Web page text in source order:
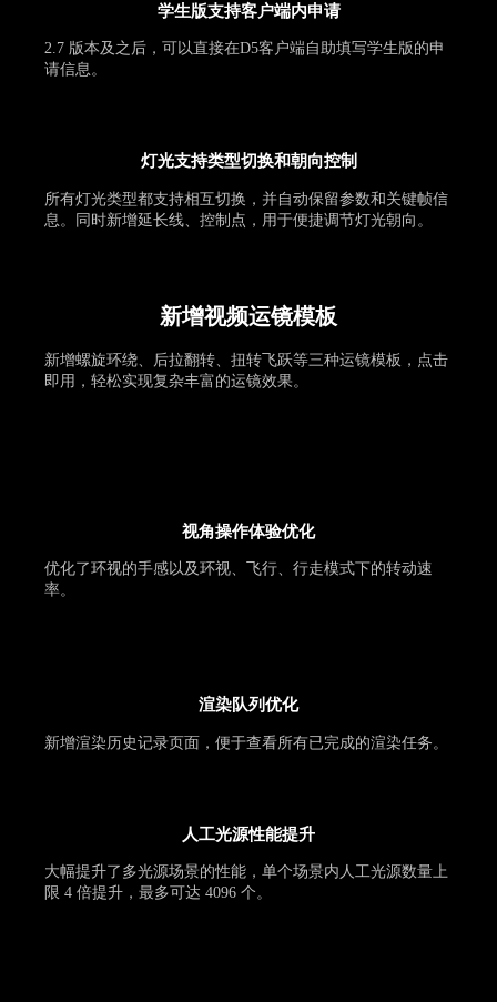
学生版支持客户端内申请
2.7 版本及之后，可以直接在D5客户端自助填写学生版的申
请信息。
灯光支持类型切换和朝向控制
所有灯光类型都支持相互切换，并自动保留参数和关键帧信
息。同时新增延长线、控制点，用于便捷调节灯光朝向。
新增视频运镜模板
新增螺旋环绕、后拉翻转、扭转飞跃等三种运镜模板，点击
即用，轻松实现复杂丰富的运镜效果。
视角操作体验优化
优化了环视的手感以及环视、飞行、行走模式下的转动速
率。
渲染队列优化
新增渲染历史记录页面，便于查看所有已完成的渲染任务。
人工光源性能提升
大幅提升了多光源场景的性能，单个场景内人工光源数量上
限 4 倍提升，最多可达 4096 个。